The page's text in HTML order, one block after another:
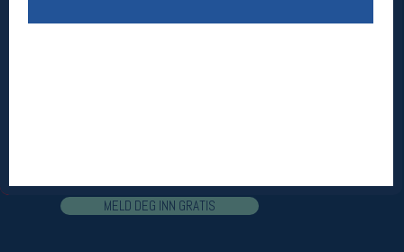
Åpningstider butikk
Medlemstilbud og aktiviteter
MELD DEG INN GRATIS